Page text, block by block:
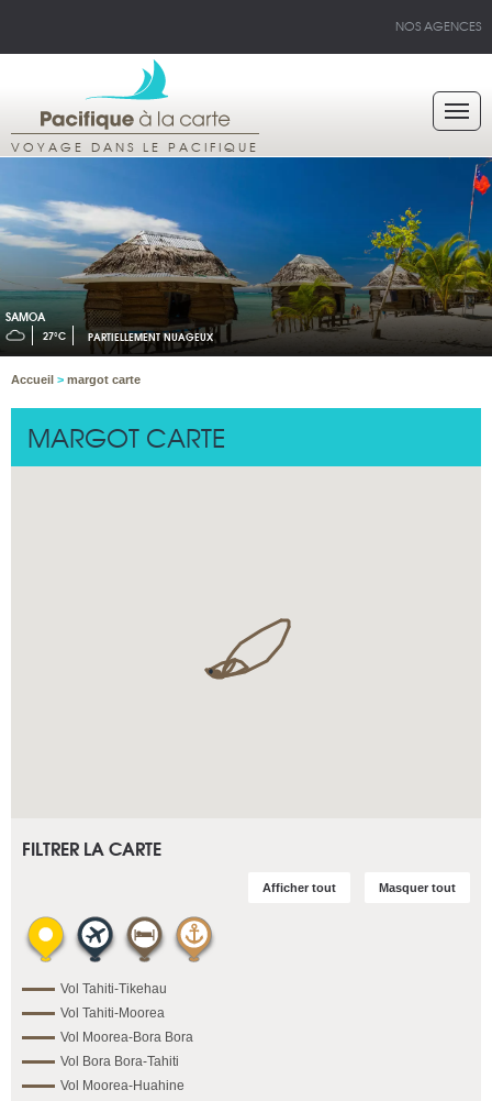
NOS AGENCES
VOYAGE DANS LE PACIFIQUE
SAMOA
27°C PARTIELLEMENT NUAGEUX
Accueil > margot carte
MARGOT CARTE
FILTRER LA CARTE
Afficher tout Masquer tout
Vol Tahiti-Tikehau
Vol Tahiti-Moorea
Vol Moorea-Bora Bora
Vol Bora Bora-Tahiti
Vol Moorea-Huahine